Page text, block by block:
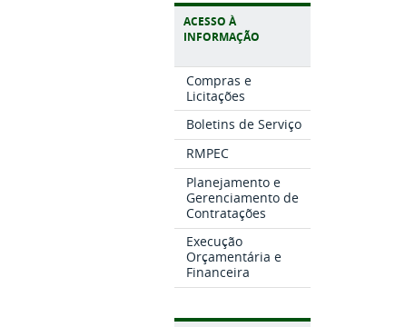
ACESSO À
INFORMAÇÃO
Compras e
Licitações
Boletins de Serviço
RMPEC
Planejamento e
Gerenciamento de
Contratações
Execução
Orçamentária e
Financeira